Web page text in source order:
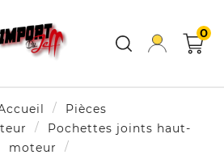
0
Pièces
Pochettes joints haut-
moteur